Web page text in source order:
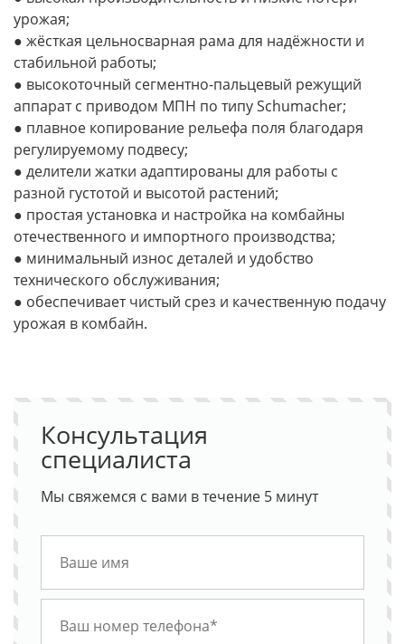
урожая;
● жёсткая цельносварная рама для надёжности и
стабильной работы;
● высокоточный сегментно-пальцевый режущий
аппарат с приводом МПН по типу Schumacher;
● плавное копирование рельефа поля благодаря
регулируемому подвесу;
● делители жатки адаптированы для работы с
разной густотой и высотой растений;
● простая установка и настройка на комбайны
отечественного и импортного производства;
● минимальный износ деталей и удобство
технического обслуживания;
● обеспечивает чистый срез и качественную подачу
урожая в комбайн.
Консультация
специалиста
Мы свяжемся с вами в течение 5 минут